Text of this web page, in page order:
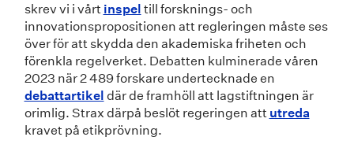
skrev vi i vårt inspel till forsknings- och
innovationspropositionen att regleringen måste ses
över för att skydda den akademiska friheten och
förenkla regelverket. Debatten kulminerade våren
2023 när 2 489 forskare undertecknade en
debattartikel där de framhöll att lagstiftningen är
orimlig. Strax därpå beslöt regeringen att utreda
kravet på etikprövning.